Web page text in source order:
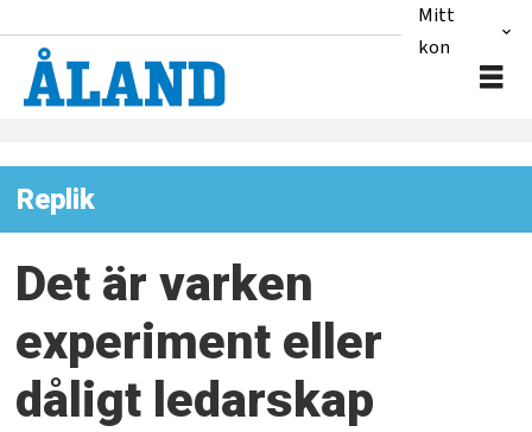
Mitt
konto
Replik
Det är varken
experiment eller
dåligt ledarskap